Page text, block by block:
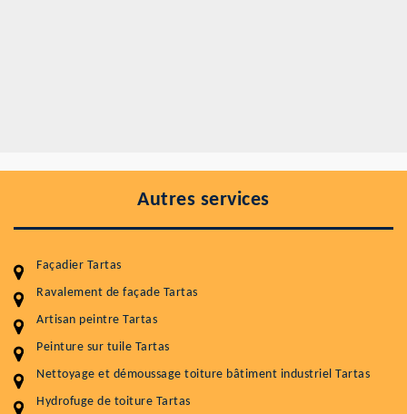
Autres services
Façadier Tartas
Ravalement de façade Tartas
Artisan peintre Tartas
Peinture sur tuile Tartas
Nettoyage et démoussage toiture bâtiment industriel Tartas
Hydrofuge de toiture Tartas
Entretenir votre toiture, c'est préserver sa
durabilité
Plus de 15 ans d'expérience en couverture et facade